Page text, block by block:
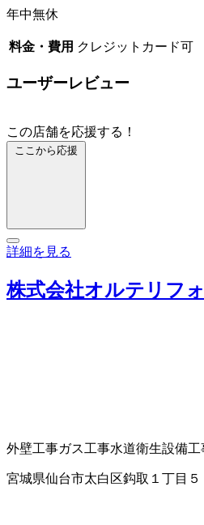
年中無休
料金・費用 クレジットカード可
ユーザーレビュー
この店舗を応援する！
ここから応援
詳細を見る
株式会社オルテリフ
外壁工事ガス工事水道衛生設備工
宮城県仙台市太白区鈎取１丁目５